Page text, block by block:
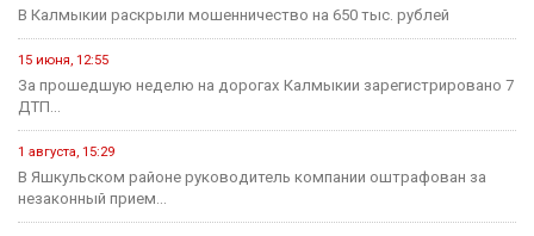
В Калмыкии раскрыли мошенничество на 650 тыс. рублей
15 июня, 12:55
За прошедшую неделю на дорогах Калмыкии зарегистрировано 7
ДТП...
1 августа, 15:29
В Яшкульском районе руководитель компании оштрафован за
незаконный прием...